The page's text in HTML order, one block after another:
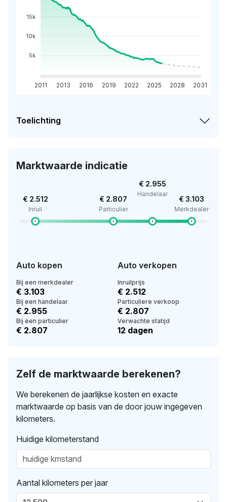
15k
10k
5k
2011 2013 2016 2019 2022 2025 2028 2031
Toelichting
Marktwaarde indicatie
€ 2.512
Inruil
€ 2.807
Particulier
€ 2.955
Handelaar
€ 3.103
Merkdealer
Auto kopen
Bij een merkdealer
€ 3.103
Bij een handelaar
€ 2.955
Bij een particulier
€ 2.807
Auto verkopen
Inruilprijs
€ 2.512
Particuliere verkoop
€ 2.807
Verwachte statijd
12 dagen
Zelf de marktwaarde berekenen?
We berekenen de jaarlijkse kosten en exacte
marktwaarde op basis van de door jouw ingegeven
kilometers.
Huidige kilometerstand
Aantal kilometers per jaar